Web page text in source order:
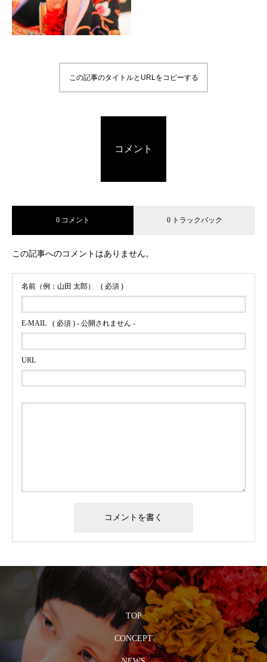
この記事のタイトルとURLをコピーする
コメント
0 コメント 0 トラックバック
この記事へのコメントはありません。
名前（例：山田 太郎） ( 必須 )
E-MAIL ( 必須 ) - 公開されません -
URL
TOP
CONCEPT